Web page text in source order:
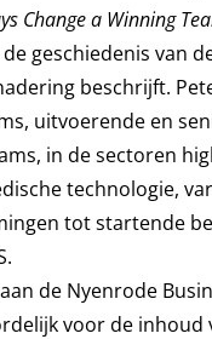
Change a Winning
geschiedenis van
beschrijft.
uitvoerende en
in de sectoren
technologie,
tot startende
de Nyenrode
voor de inhoud